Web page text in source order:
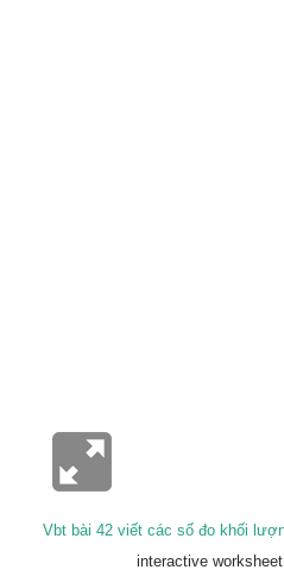
Vbt bài 42 viết các số đo khối
interactive